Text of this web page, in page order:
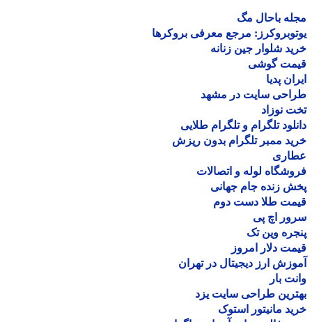
باحال مگ
مرجع معرفی بروکرها
شلوار جین زنانه
گوشی
پدیا
سایت در مشهد
نوزاد
تلگرام و تلگرام طلایی
ممبر تلگرام بدون ریزش
لوله و اتصالات
زنده جام جهانی
طلا دست دوم
اچ پی
وین تک
دلار امروز
ارز دیجیتال در تهران
بار
طراحی سایت یزد
مانیتور استوک